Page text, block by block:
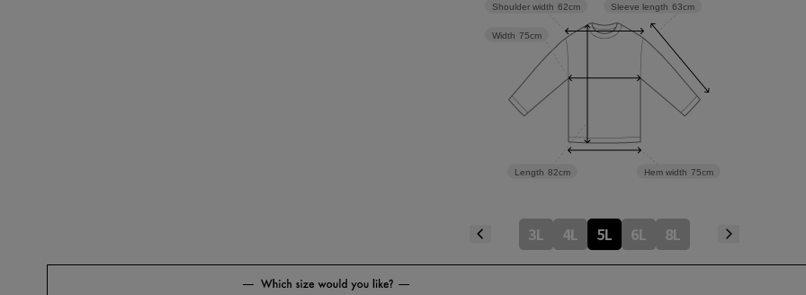
Hem width 75cm
Sleeve length 63cm
Length 82cm
Width 75cm
Shoulder width 62cm
3L 4L 5L 6L 8L